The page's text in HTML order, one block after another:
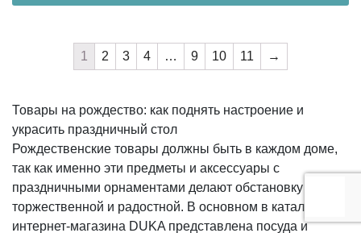
1 2 3 4 … 9 10 11 →
Товары на рождество: как поднять настроение и
украсить праздничный стол
Рождественские товары должны быть в каждом доме,
так как именно эти предметы и аксессуары с
праздничными орнаментами делают обстановку
торжественной и радостной. В основном в каталоге
интернет-магазина DUKA представлена посуда и